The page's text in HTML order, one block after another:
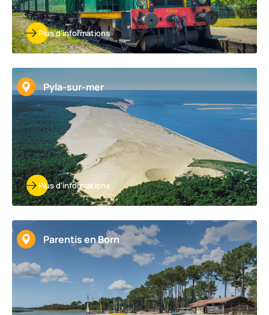
Plus d'informations
Pyla-sur-mer
Plus d'informations
Parentis en Born